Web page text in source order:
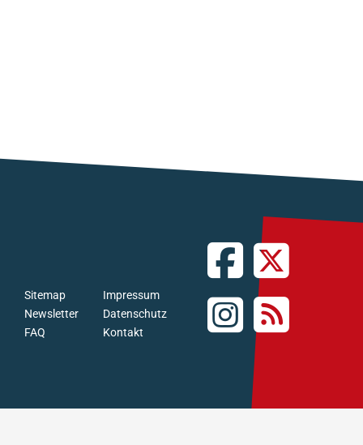
FAQ
Newsletter
Sitemap
Kontakt
Datenschutz
Impressum